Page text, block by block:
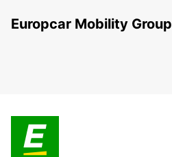
Europcar Mobility Group